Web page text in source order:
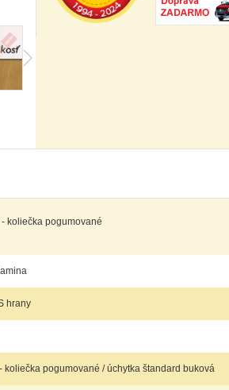
koliečka pogumované
hrany
koliečka pogumované / úchytka štandard buková